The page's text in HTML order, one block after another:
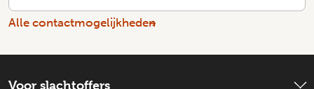
Alle contactmogelijkheden
Voor slachtoffers